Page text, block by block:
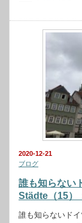
2020-12-21
ブログ
誰も知らない
Städte（15
誰も知らないド